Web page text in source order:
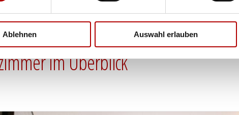
Ablehnen Auswahl erlauben
im Überblick